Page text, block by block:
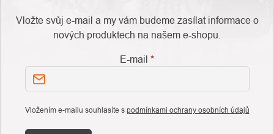
Vložte svůj e-mail a my vám budeme zasílat informace o
nových produktech na našem e-shopu.
E-mail
Vložením e-mailu souhlasíte s podmínkami ochrany osobních údajů